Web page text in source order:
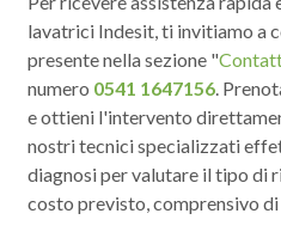
lavatrici Indesit, ti invitiamo a
presente nella sezione "
numero 0541 1647156.
e ottieni l'intervento
nostri tecnici specializzati
diagnosi per valutare il tipo di
costo previsto, comprensivo